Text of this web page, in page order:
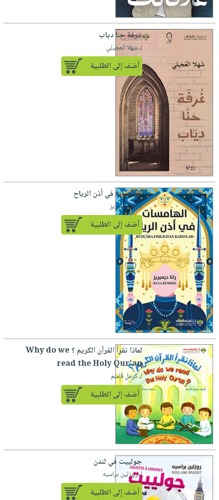
غرفة حنا دياب
لـ شهلا العجيلي
أضف إلى الطلبية
الهامسات في أذن الرياح
لـ رانا ديميريز
أضف إلى الطلبية
لماذا نقرأ القرآن الكريم ؟ Why do we
read the Holy Qur'an
لـ كرمل قاسم
أضف إلى الطلبية
جولييت في لندن
لـ روزلين براسيه
أضف إلى الطلبية